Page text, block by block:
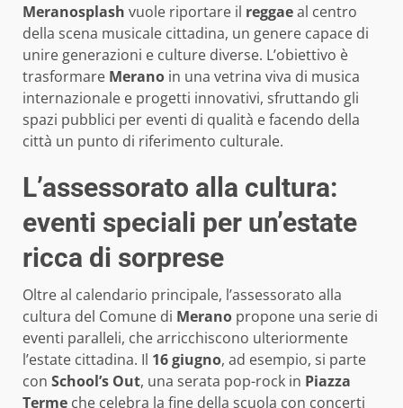
Meranosplash vuole riportare il reggaeal centro
della scena musicale cittadina, un genere capace di
unire generazioni e culture diverse. L’obiettivo è
trasformare Merano in una vetrina viva di musica
internazionale e progetti innovativi, sfruttando gli
spazi pubblici per eventi di qualità e facendo della
città un punto di riferimento culturale.
L’assessorato alla cultura:
eventi speciali per un’estate
ricca di sorprese
Oltre al calendario principale, l’assessorato alla
cultura del Comune di Merano propone una serie di
eventi paralleli, che arricchiscono ulteriormente
l’estate cittadina. Il 16 giugno, ad esempio, si parte
con School’s Out, una serata pop-rock in Piazza
Terme che celebra la fine della scuola con concerti